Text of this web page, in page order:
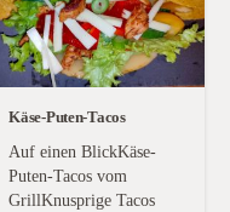
Käse-Puten-Tacos
Auf einen BlickKäse-
Puten-Tacos vom
GrillKnusprige Tacos